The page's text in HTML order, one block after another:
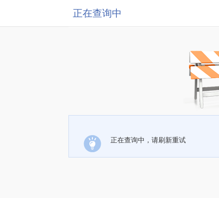
正在查询中
正在查询中，请刷新重试